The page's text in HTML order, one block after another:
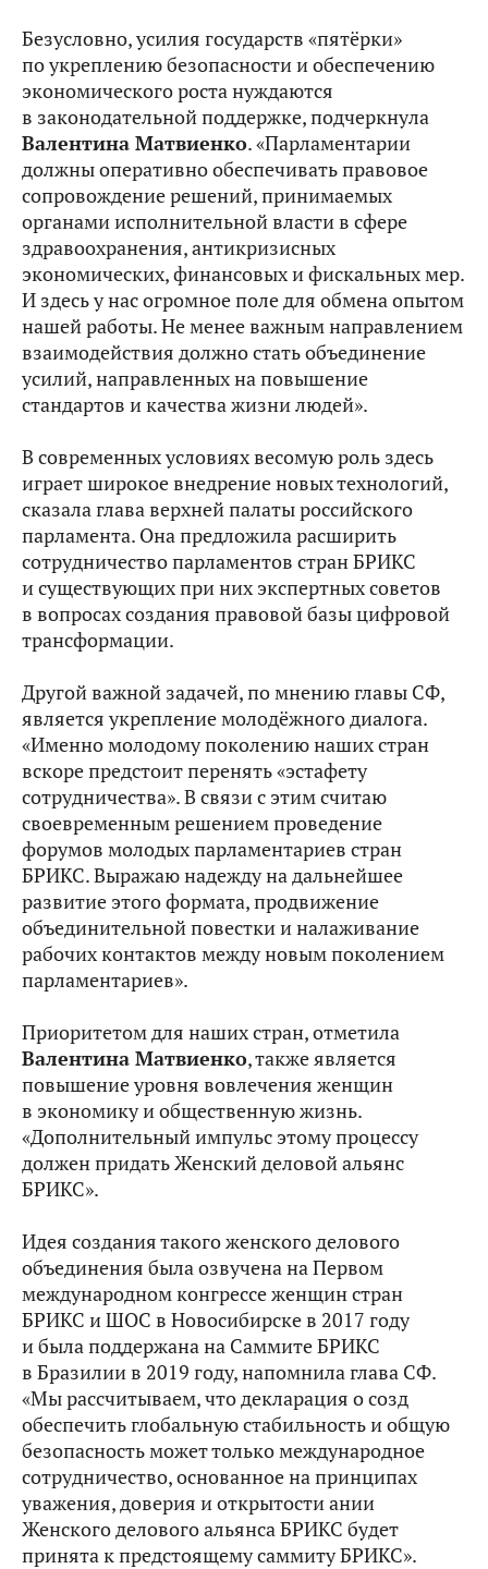
Безусловно, усилия государств «пятёрки»
по укреплению безопасности и обеспечению
экономического роста нуждаются
в законодательной поддержке, подчеркнула
Валентина Матвиенко. «Парламентарии
должны оперативно обеспечивать правовое
сопровождение решений, принимаемых
органами исполнительной власти в сфере
здравоохранения, антикризисных
экономических, финансовых и фискальных мер.
И здесь у нас огромное поле для обмена опытом
нашей работы. Не менее важным направлением
взаимодействия должно стать объединение
усилий, направленных на повышение
стандартов и качества жизни людей».
В современных условиях весомую роль здесь
играет широкое внедрение новых технологий,
сказала глава верхней палаты российского
парламента. Она предложила расширить
сотрудничество парламентов стран БРИКС
и существующих при них экспертных советов
в вопросах создания правовой базы цифровой
трансформации.
Другой важной задачей, по мнению главы СФ,
является укрепление молодёжного диалога.
«Именно молодому поколению наших стран
вскоре предстоит перенять «эстафету
сотрудничества». В связи с этим считаю
своевременным решением проведение
форумов молодых парламентариев стран
БРИКС. Выражаю надежду на дальнейшее
развитие этого формата, продвижение
объединительной повестки и налаживание
рабочих контактов между новым поколением
парламентариев».
Приоритетом для наших стран, отметила
Валентина Матвиенко, также является
повышение уровня вовлечения женщин
в экономику и общественную жизнь.
«Дополнительный импульс этому процессу
должен придать Женский деловой альянс
БРИКС».
Идея создания такого женского делового
объединения была озвучена на Первом
международном конгрессе женщин стран
БРИКС и ШОС в Новосибирске в 2017 году
и была поддержана на Саммите БРИКС
в Бразилии в 2019 году, напомнила глава СФ.
«Мы рассчитываем, что декларация о созд
обеспечить глобальную стабильность и общую
безопасность может только международное
сотрудничество, основанное на принципах
уважения, доверия и открытости ании
Женского делового альянса БРИКС будет
принята к предстоящему саммиту БРИКС».